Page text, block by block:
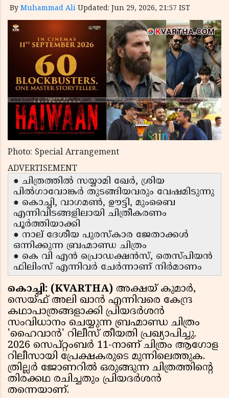
By Muhammad Ali Updated: Jun 29, 2026, 21:57 IST
Photo: Special Arrangement
ADVERTISEMENT
● ചിത്രത്തിൽ സയ്യാമി ഖേർ, ശ്രിയ
പിൽഗാവോങ്കർ തുടങ്ങിയവരും വേഷമിടുന്നു
● കൊച്ചി, വാഗമൺ, ഊട്ടി, മുംബൈ
എന്നിവിടങ്ങളിലായി ചിത്രീകരണം
പൂർത്തിയാക്കി
● നാല് ദേശീയ പുരസ്കാര ജേതാക്കൾ
ഒന്നിക്കുന്ന ബ്രഹ്മാണ്ഡ ചിത്രം
● കെ വി എൻ പ്രൊഡക്ഷൻസ്, തെസ്‌പിയൻ
ഫിലിംസ് എന്നിവർ ചേർന്നാണ് നിർമാണം
കൊച്ചി: (KVARTHA) അക്ഷയ് കുമാർ,
സെയ്ഫ് അലി ഖാൻ എന്നിവരെ കേന്ദ്ര
കഥാപാത്രങ്ങളാക്കി പ്രിയദർശൻ
സംവിധാനം ചെയ്യുന്ന ബ്രഹ്മാണ്ഡ ചിത്രം
'ഹൈവാൻ' റിലീസ് തീയതി പ്രഖ്യാപിച്ചു.
2026 സെപ്റ്റംബർ 11-നാണ് ചിത്രം ആഗോള
റിലീസായി പ്രേക്ഷകരുടെ മുന്നിലെത്തുക.
ത്രില്ലർ ജോണറിൽ ഒരുങ്ങുന്ന ചിത്രത്തിന്റെ
തിരക്കഥ രചിച്ചതും പ്രിയദർശൻ
തന്നെയാണ്.